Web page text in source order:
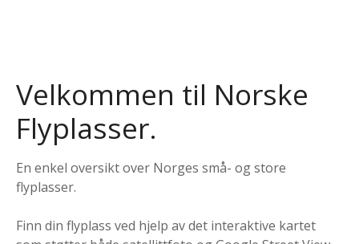
Velkommen til Norske
Flyplasser.
En enkel oversikt over Norges små- og store
flyplasser.
Finn din flyplass ved hjelp av det interaktive kartet